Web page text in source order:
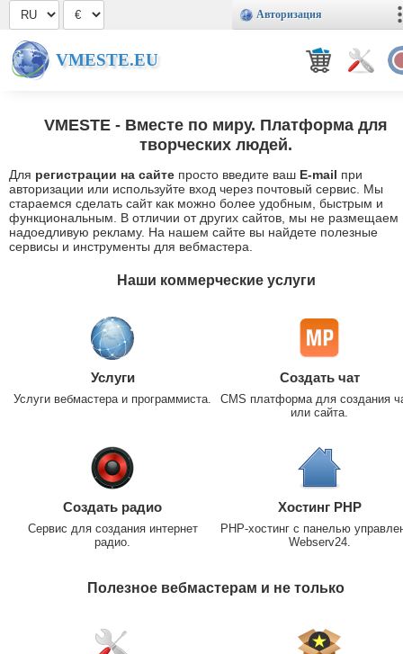
Авторизация
VMESTE.EU
VMESTE - Вместе по миру. Платформа для
творческих людей.
Для регистрации на сайте просто введите ваш E-mail при
авторизации или используйте вход через почтовый сервис. Мы
стараемся сделать сайт как можно более удобным, быстрым и
функциональным. В отличии от других сайтов, мы не размещаем
надоедливую рекламу. На нашем сайте вы найдете полезные
сервисы и инструменты для вебмастера.
Наши коммерческие услуги
Услуги
Услуги вебмастера и программиста.
Создать чат
CMS платформа для создания
или сайта.
Создать радио
Сервис для создания интернет
радио.
Хостинг PHP
PHP-хостинг с панелью
Webserv24.
Полезное вебмастерам и не только